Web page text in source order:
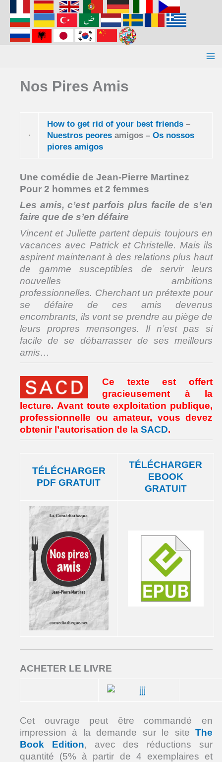
contenu
Nos Pires Amis
How to get rid of your best friends –
Nuestros peores amigos – Os nossos
piores amigos
Une comédie de Jean-Pierre Martinez
Pour 2 hommes et 2 femmes
Les amis, c’est parfois plus facile de s’en
faire que de s’en défaire
Vincent et Juliette partent depuis toujours en
vacances avec Patrick et Christelle. Mais ils
aspirent maintenant à des relations plus haut
de gammesusceptibles de servir leurs
nouvelles ambitions
professionnelles. Cherchant un prétexte pour
se défaire de ces amis devenus
encombrants,ils vont se prendre au piège de
leurs propres mensonges. Il n’est pas si
facile de se débarrasser de ses meilleurs
amis…
Ce texte est offert
gracieusement à la
lecture. Avant toute exploitation publique,
professionnelle ou amateur, vous devez
obtenir l’autorisation de la SACD.
TÉLÉCHARGER
PDF GRATUIT
TÉLÉCHARGER
EBOOK
GRATUIT
ACHETER LE LIVRE
Cet ouvrage peut être commandé en
impression à la demande sur le site The
Book Edition, avec des réductions sur
quantité (5% à partir de 4 exemplaires et